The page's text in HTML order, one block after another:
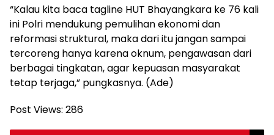
“Kalau kita baca tagline HUT Bhayangkara ke 76 kali
ini Polri mendukung pemulihan ekonomi dan
reformasi struktural, maka dari itu jangan sampai
tercoreng hanya karena oknum, pengawasan dari
berbagai tingkatan, agar kepuasan masyarakat
tetap terjaga,” pungkasnya. (Ade)
Post Views: 286